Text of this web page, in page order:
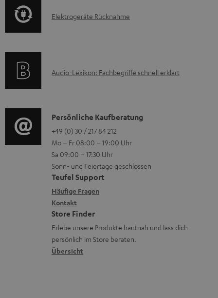
u
r
d
e
n
i
n
m
V
e
r
s
a
n
d
r
i
e
n
z
u
r
G
a
r
a
n
E
t
g
e
r
ä
t
e
R
ü
c
k
Elektrogeräte Rücknahme
A
i
o
-
L
e
x
i
k
o
n
Audio-Lexikon: Fachbegriffe schnell erklärt
K
o
n
t
a
k
t
d
a
t
Persönliche Kaufberatung
+49 (0) 30 / 217 84 212
Mo – Fr 08:00 – 19:00 Uhr
Sa 09:00 – 17:30 Uhr
Sonn- und Feiertage geschlossen
Teufel Support
Häufige Fragen
Kontakt
Store Finder
Erlebe unsere Produkte hautnah und lass dich
persönlich im Store beraten.
Übersicht